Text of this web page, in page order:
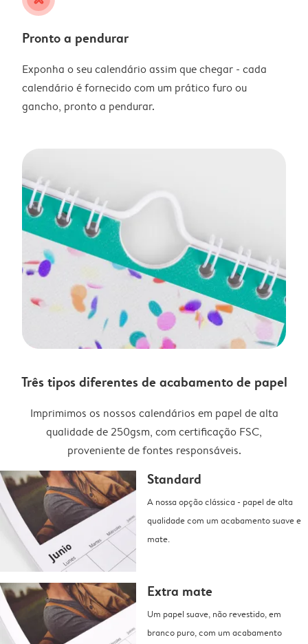
Pronto a pendurar
Exponha o seu calendário assim que chegar - cada
calendário é fornecido com um prático furo ou
gancho, pronto a pendurar.
Três tipos diferentes de acabamento de papel
Imprimimos os nossos calendários em papel de alta
qualidade de 250gsm, com certificação FSC,
proveniente de fontes responsáveis.
Standard
A nossa opção clássica - papel de alta
qualidade com um acabamento suave e
mate.
Extra mate
Um papel suave, não revestido, em
branco puro, com um acabamento